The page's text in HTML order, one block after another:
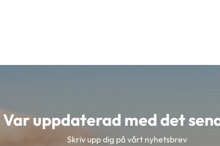
Var uppdaterad med det
Skriv upp dig på vårt nyhetsbrev